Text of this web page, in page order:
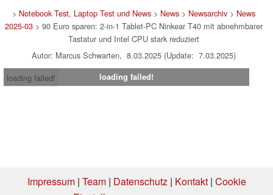
> Notebook Test, Laptop Test und News> News> Newsarchiv> News
2025-03> 90 Euro sparen: 2-in-1 Tablet-PC Ninkear T40 mit abnehmbarer
Tastatur und Intel CPU stark reduziert
Autor: Marcus Schwarten, 8.03.2025 (Update: 7.03.2025)
loading failed!
loading failed!
Impressum| Team| Datenschutz| Kontakt| Cookie